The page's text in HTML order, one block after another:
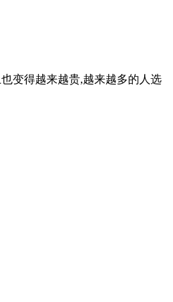
变得越来越贵,越来越多的人选